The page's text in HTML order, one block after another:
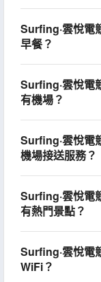
Surfing·雲悅電
早餐？
Surfing·雲悅電
有機場？
Surfing·雲悅電
機場接送服務？
Surfing·雲悅電
有熱門景點？
Surfing·雲悅電
WiFi？